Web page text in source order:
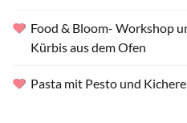
Food & Bloom- Workshop
Kürbis aus dem Ofen
Pasta mit Pesto und